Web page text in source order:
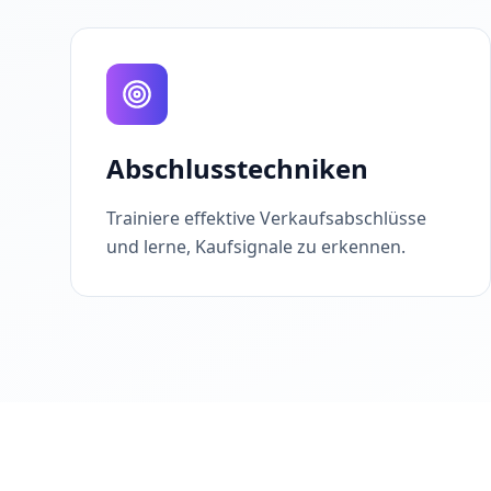
Abschlusstechniken
Trainiere effektive Verkaufsabschlüsse
und lerne, Kaufsignale zu erkennen.